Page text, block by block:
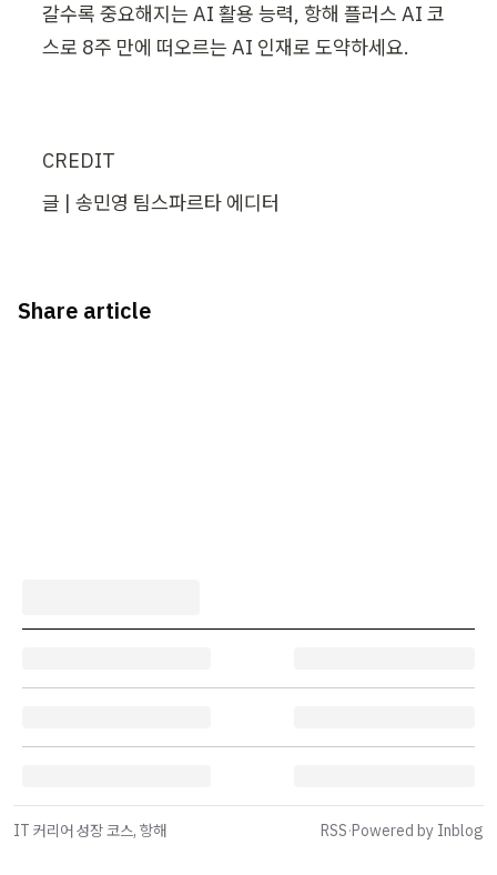
갈수록 중요해지는 AI 활용 능력, 항해 플러스 AI 코
스로 8주 만에 떠오르는 AI 인재로 도약하세요.
CREDIT
글 | 송민영 팀스파르타 에디터
Share article
IT 커리어 성장 코스, 항해 RSS·Powered by Inblog